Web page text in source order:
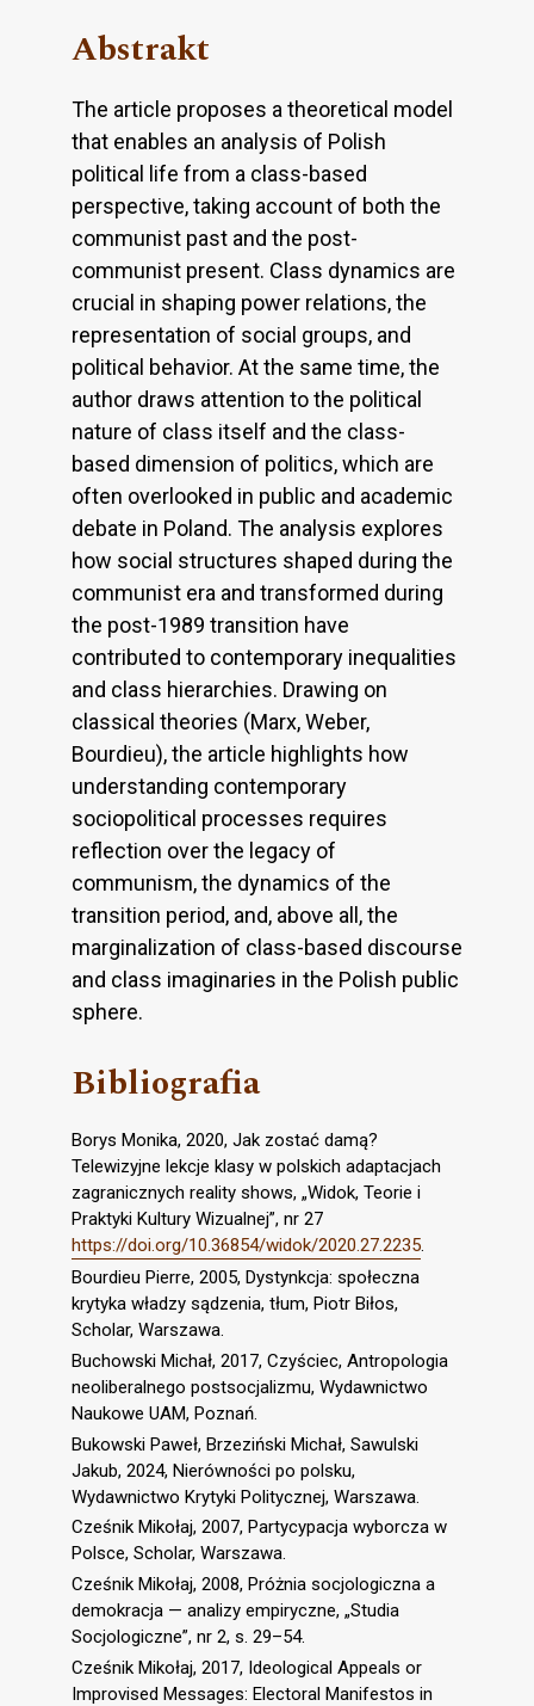
Abstrakt
The article proposes a theoretical model
that enables an analysis of Polish
political life from a class-based
perspective, taking account of both the
communist past and the post-
communist present. Class dynamics are
crucial in shaping power relations, the
representation of social groups, and
political behavior. At the same time, the
author draws attention to the political
nature of class itself and the class-
based dimension of politics, which are
often overlooked in public and academic
debate in Poland. The analysis explores
how social structures shaped during the
communist era and transformed during
the post-1989 transition have
contributed to contemporary inequalities
and class hierarchies. Drawing on
classical theories (Marx, Weber,
Bourdieu), the article highlights how
understanding contemporary
sociopolitical processes requires
reflection over the legacy of
communism, the dynamics of the
transition period, and, above all, the
marginalization of class-based discourse
and class imaginaries in the Polish public
sphere.
Bibliografia
Borys Monika, 2020, Jak zostać damą?
Telewizyjne lekcje klasy w polskich adaptacjach
zagranicznych reality shows, „Widok, Teorie i
Praktyki Kultury Wizualnej”, nr 27
https://doi.org/10.36854/widok/2020.27.2235.
Bourdieu Pierre, 2005, Dystynkcja: społeczna
krytyka władzy sądzenia, tłum, Piotr Biłos,
Scholar, Warszawa.
Buchowski Michał, 2017, Czyściec, Antropologia
neoliberalnego postsocjalizmu, Wydawnictwo
Naukowe UAM, Poznań.
Bukowski Paweł, Brzeziński Michał, Sawulski
Jakub, 2024, Nierówności po polsku,
Wydawnictwo Krytyki Politycznej, Warszawa.
Cześnik Mikołaj, 2007, Partycypacja wyborcza w
Polsce, Scholar, Warszawa.
Cześnik Mikołaj, 2008, Próżnia socjologiczna a
demokracja — analizy empiryczne, „Studia
Socjologiczne”, nr 2, s. 29–54.
Cześnik Mikołaj, 2017, Ideological Appeals or
Improvised Messages: Electoral Manifestos in